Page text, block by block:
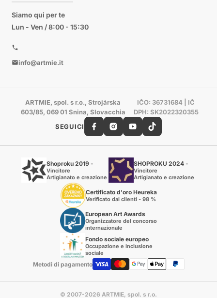
Siamo qui per te
Lun - Ven / 8:00 - 15:30
info@artmie.it
ARTMIE, spol. s r.o., Strojárska
603/85, 069 01 Snina, Slovacchia
IČO: 36731684 | IČ
DPH: SK2022320355
SEGUICI
Shoproku 2019 -
Vincitore
Artigianato e creazione
SHOPROKU 2024 -
Vincitore
Artigianato e creazione
Certificato d'oro Heureka
Verificato dai clienti - 98 %
European Art Awards
Organizzatore del concorso
internazionale
Fondo sociale europeo
Occupazione e inclusione
sociale
Metodi di pagamento
© 2007-2026 ARTMIE, spol. s r.o.